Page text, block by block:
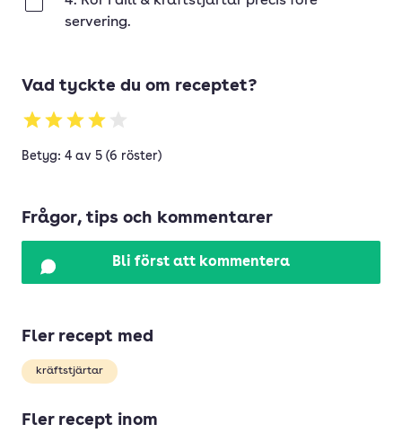
servering.
Vad tyckte du om receptet?
Betyg: 4 av 5 (6 röster)
Frågor, tips och kommentarer
Bli först att kommentera
Fler recept med
kräftstjärtar
Fler recept inom